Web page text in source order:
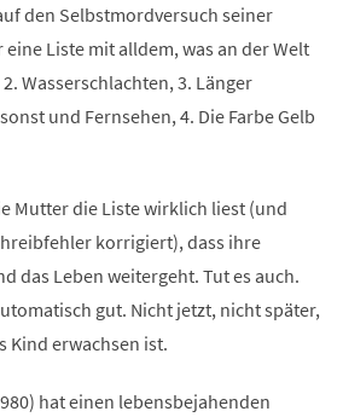
den Selbstmordversuch seiner
Liste mit alldem, was an der Welt
Wasserschlachten, 3. Länger
und Fernsehen, 4. Die Farbe Gelb
Mutter die Liste wirklich liest (und
korrigiert), dass ihre
das Leben weitergeht. Tut es auch.
gut. Nicht jetzt, nicht später,
Kind erwachsen ist.
hat einen lebensbejahenden